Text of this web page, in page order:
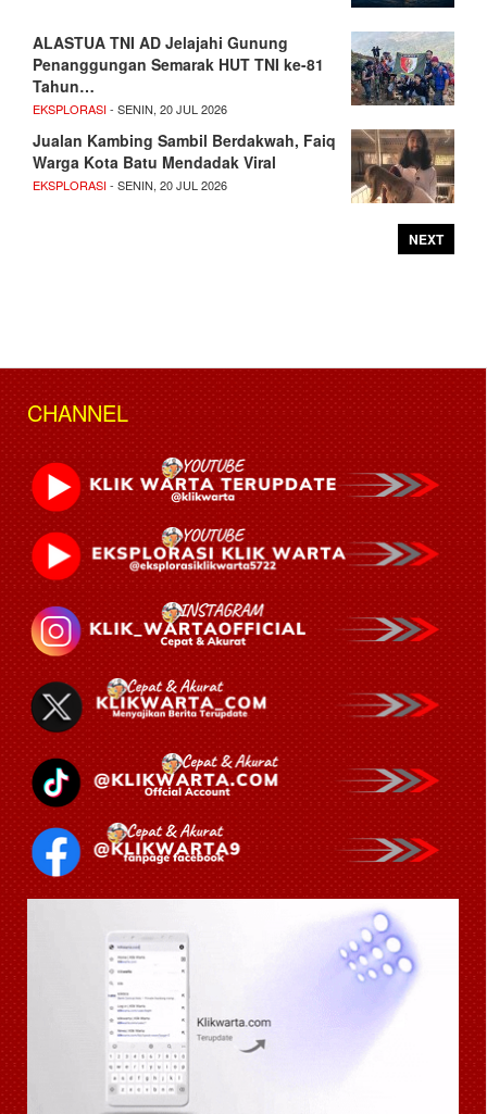
ALASTUA TNI AD Jelajahi Gunung
Penanggungan Semarak HUT TNI ke-81
Tahun…
EKSPLORASI- SENIN, 20 JUL 2026
Jualan Kambing Sambil Berdakwah, Faiq
Warga Kota Batu Mendadak Viral
EKSPLORASI- SENIN, 20 JUL 2026
NEXT
CHANNEL